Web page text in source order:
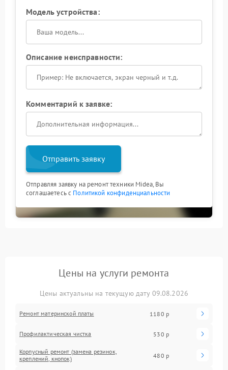
Модель устройства:
Описание неисправности:
Комментарий к заявке:
Отправить заявку
Отправляя заявку на ремонт техники Midea, Вы
соглашаетесь с Политикой конфиденциальности
Цены на услуги ремонта
Цены актуальны на текущую дату 09.08.2026
Ремонт материнской платы 1180 р
Профилактическая чистка 530 р
Корпусный ремонт (замена резинок,
креплений, кнопок)
480 р